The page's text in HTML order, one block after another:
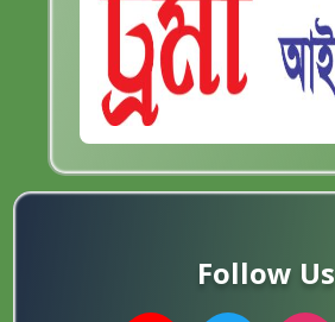
Follow Us